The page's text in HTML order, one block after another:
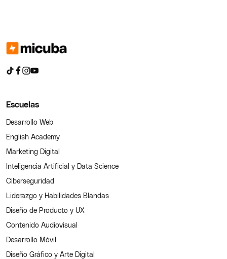
Escuelas
Desarrollo Web
English Academy
Marketing Digital
Inteligencia Artificial y Data Science
Ciberseguridad
Liderazgo y Habilidades Blandas
Diseño de Producto y UX
Contenido Audiovisual
Desarrollo Móvil
Diseño Gráfico y Arte Digital